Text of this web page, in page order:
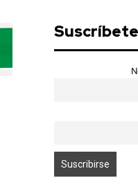
Suscríbete